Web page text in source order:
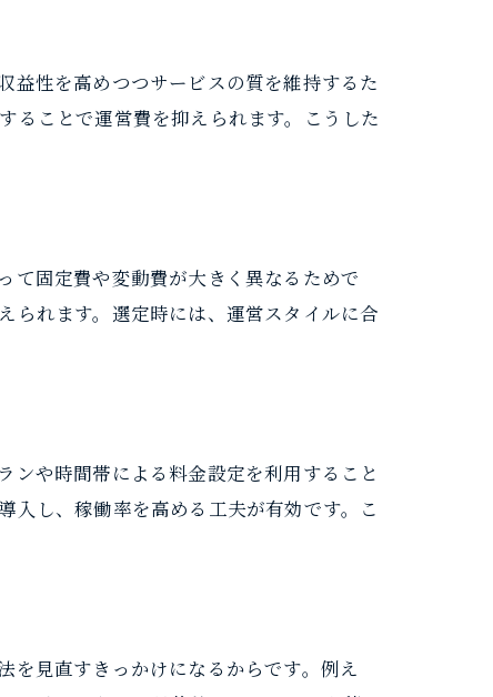
益性を高めつつサービスの質を維持するた
ることで運営費を抑えられます。こうした
て固定費や変動費が大きく異なるためで
られます。選定時には、運営スタイルに合
ンや時間帯による料金設定を利用すること
入し、稼働率を高める工夫が有効です。こ
を見直すきっかけになるからです。例え